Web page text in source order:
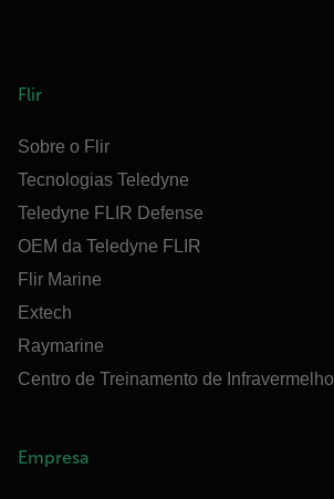
Flir
Sobre o Flir
Tecnologias Teledyne
Teledyne FLIR Defense
OEM da Teledyne FLIR
Flir Marine
Extech
Raymarine
Centro de Treinamento de Infravermelho
Empresa